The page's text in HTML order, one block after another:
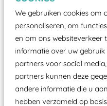
We gebruiken cookies om
personaliseren, om
en om ons websiteverkeer
informatie over uw
partners voor social
partners kunnen deze
andere informatie die u
hebben verzameld op
certificering,
aangewezen
Wij ook
ze toch binnen het
Speeltoestellen vallen?
Past er goed